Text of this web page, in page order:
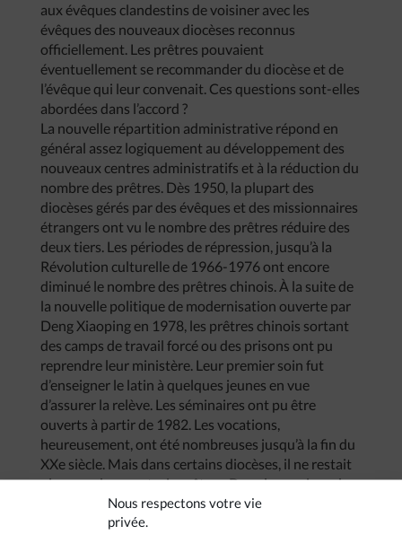
Nous respectons votre vie
privée.
aux évêques clandestins de voisiner avec les
évêques des nouveaux diocèses reconnus
officiellement. Les prêtres pouvaient
éventuellement se recommander du diocèse et de
l’évêque qui leur convenait. Ces questions sont-elles
abordées dans l’accord ?
La nouvelle répartition administrative répond en
général assez logiquement au développement des
nouveaux centres administratifs et à la réduction du
nombre des prêtres. Dès 1950, la plupart des
diocèses gérés par des évêques et des missionnaires
étrangers ont vu le nombre des prêtres réduire des
deux tiers. Les périodes de répression, jusqu’à la
Révolution culturelle de 1966-1976 ont encore
diminué le nombre des prêtres chinois. À la suite de
la nouvelle politique de modernisation ouverte par
Deng Xiaoping en 1978, les prêtres chinois sortant
des camps de travail forcé ou des prisons ont pu
reprendre leur ministère. Leur premier soin fut
d’enseigner le latin à quelques jeunes en vue
d’assurer la relève. Les séminaires ont pu être
ouverts à partir de 1982. Les vocations,
heureusement, ont été nombreuses jusqu’à la fin du
XXe siècle. Mais dans certains diocèses, il ne restait
plus que deux ou trois prêtres. Dans la province du
Hunan, sept diocèses ont été regroupés pour former
le diocèse unique de Changsha, capitale de la